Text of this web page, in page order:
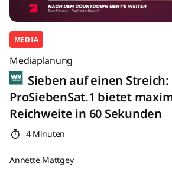
MEDIA
Mediaplanung
Sieben auf einen Streich:
ProSiebenSat.1 bietet
Reichweite in 60 Sekunden
4 Minuten
Annette Mattgey